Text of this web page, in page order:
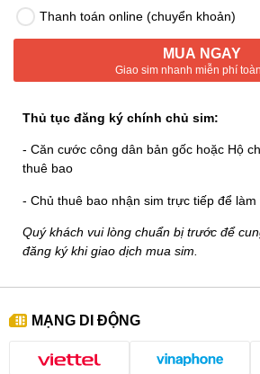
Thanh toán online (chuyển khoản)
MUA NGAY
Giao sim nhanh miễn phí
Thủ tục đăng ký chính chủ sim:
- Căn cước công dân bản gốc hoặc Hộ
thuê bao
- Chủ thuê bao nhận sim trực tiếp để
Quý khách vui lòng chuẩn bị trước để
đăng ký khi giao dịch mua sim.
MẠNG DI ĐỘNG